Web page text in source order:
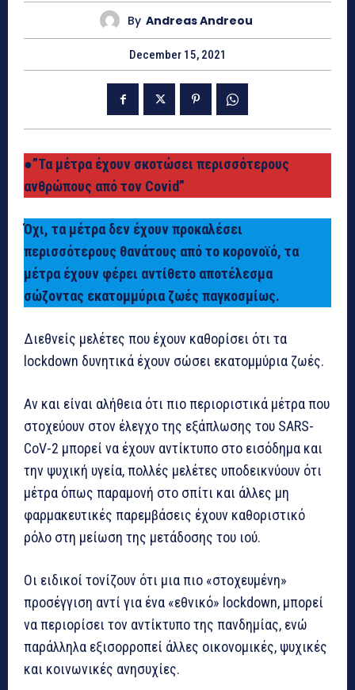
By Andreas Andreou
December 15, 2021
●”Τα μέτρα έχουν σκοτώσει περισσότερους
ανθρώπους από τον Covid”
Όχι, τα μέτρα δεν έχουν προκαλέσει
περισσότερους θανάτους από το κορονοϊό, τα
μέτρα έχουν φέρει αντίθετο αποτέλεσμα
σώζοντας εκατομμύρια ζωές παγκοσμίως.
Διεθνείς μελέτες που έχουν καθορίσει ότι τα
lockdown δυνητικά έχουν σώσει εκατομμύρια ζωές.
Αν και είναι αλήθεια ότι πιο περιοριστικά μέτρα που
στοχεύουν στον έλεγχο της εξάπλωσης του SARS-
CoV-2 μπορεί να έχουν αντίκτυπο στο εισόδημα και
την ψυχική υγεία, πολλές μελέτες υποδεικνύουν ότι
μέτρα όπως παραμονή στο σπίτι και άλλες μη
φαρμακευτικές παρεμβάσεις έχουν καθοριστικό
ρόλο στη μείωση της μετάδοσης του ιού.
Οι ειδικοί τονίζουν ότι μια πιο «στοχευμένη»
προσέγγιση αντί για ένα «εθνικό» lockdown, μπορεί
να περιορίσει τον αντίκτυπο της πανδημίας, ενώ
παράλληλα εξισορροπεί άλλες οικονομικές, ψυχικές
και κοινωνικές ανησυχίες.